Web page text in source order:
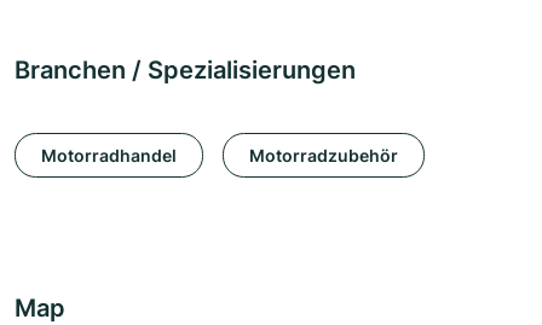
Branchen / Spezialisierungen
Motorradhandel Motorradzubehör
Map